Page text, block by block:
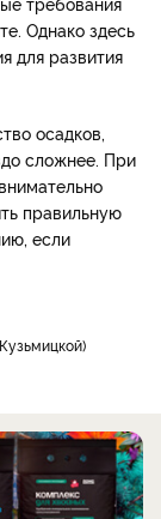
Однако здесь
для развития
осадков,
сложнее. При
правильную
если